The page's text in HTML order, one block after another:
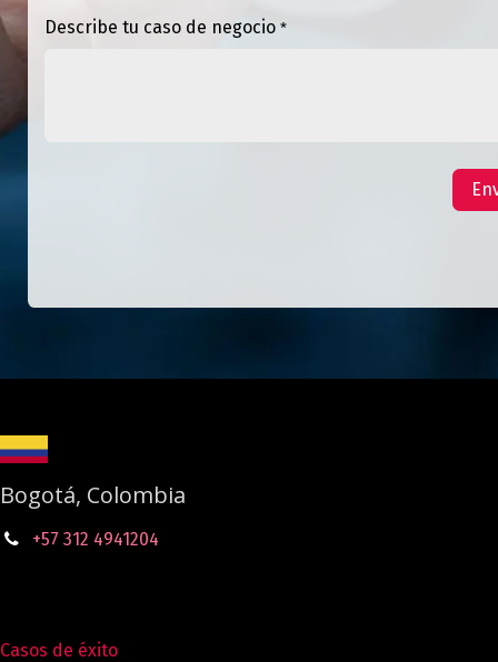
Describe tu caso de negocio*
Bogotá, Colombia
+57 312 4941204
Casos de éxito